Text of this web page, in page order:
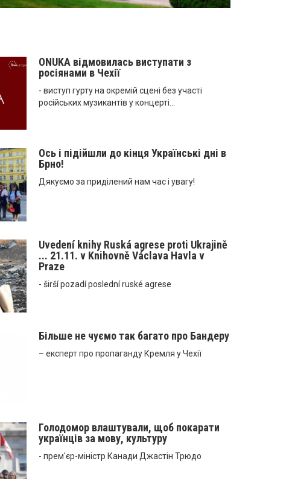
ONUKA відмовилась виступати з
росіянами в Чехії
- виступ гурту на окремій сцені без участі
російських музикантів у концерті...
Ось і підійшли до кінця Українські дні в
Брно!
Дякуємо за приділений нам час і увагу!
Uvedení knihy Ruská agrese proti Ukrajině
... 21.11. v Knihovně Václava Havla v
Praze
- širší pozadí poslední ruské agrese
Більше не чуємо так багато про Бандеру
– експерт про пропаганду Кремля у Чехії
Голодомор влаштували, щоб покарати
українців за мову, культуру
- прем'єр-міністр Канади Джастін Трюдо